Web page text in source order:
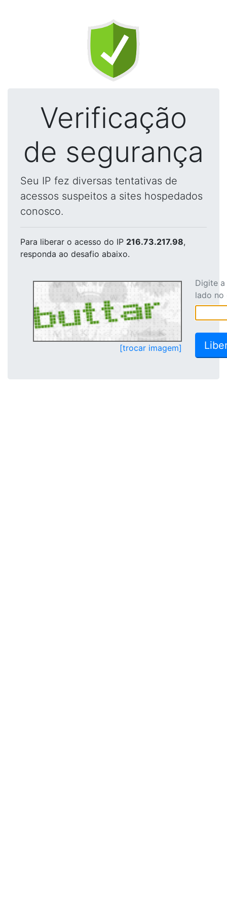
Verificação
de segurança
Seu IP fez diversas tentativas de
acessos suspeitos a sites hospedados
conosco.
Para liberar o acesso do IP 216.73.217.98,
responda ao desafio abaixo.
[trocar imagem]
Digite
lado no